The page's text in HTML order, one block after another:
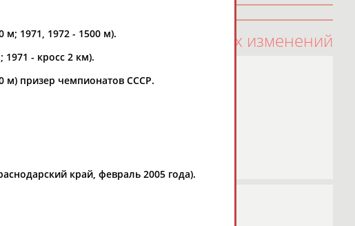
100 последних изменений
1971, 1972 - 1500 м).
1971 - кросс 2 км).
м) призер чемпионатов СССР.
край, февраль 2005 года).